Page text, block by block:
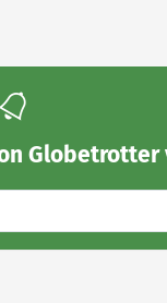
Globetrotter